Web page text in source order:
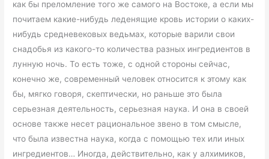
как бы преломление того же самого на Востоке, а если мы
почитаем какие-нибудь леденящие кровь истории о каких-
нибудь средневековых ведьмах, которые варили свои
снадобья из какого-то количества разных ингредиентов в
лунную ночь. То есть тоже, с одной стороны сейчас,
конечно же, современный человек относится к этому как
бы, мягко говоря, скептически, но раньше это была
серьезная деятельность, серьезная наука. И она в своей
основе также несет рациональное звено в том смысле,
что была известна наука, когда с помощью тех или иных
ингредиентов… Иногда, действительно, как у алхимиков,